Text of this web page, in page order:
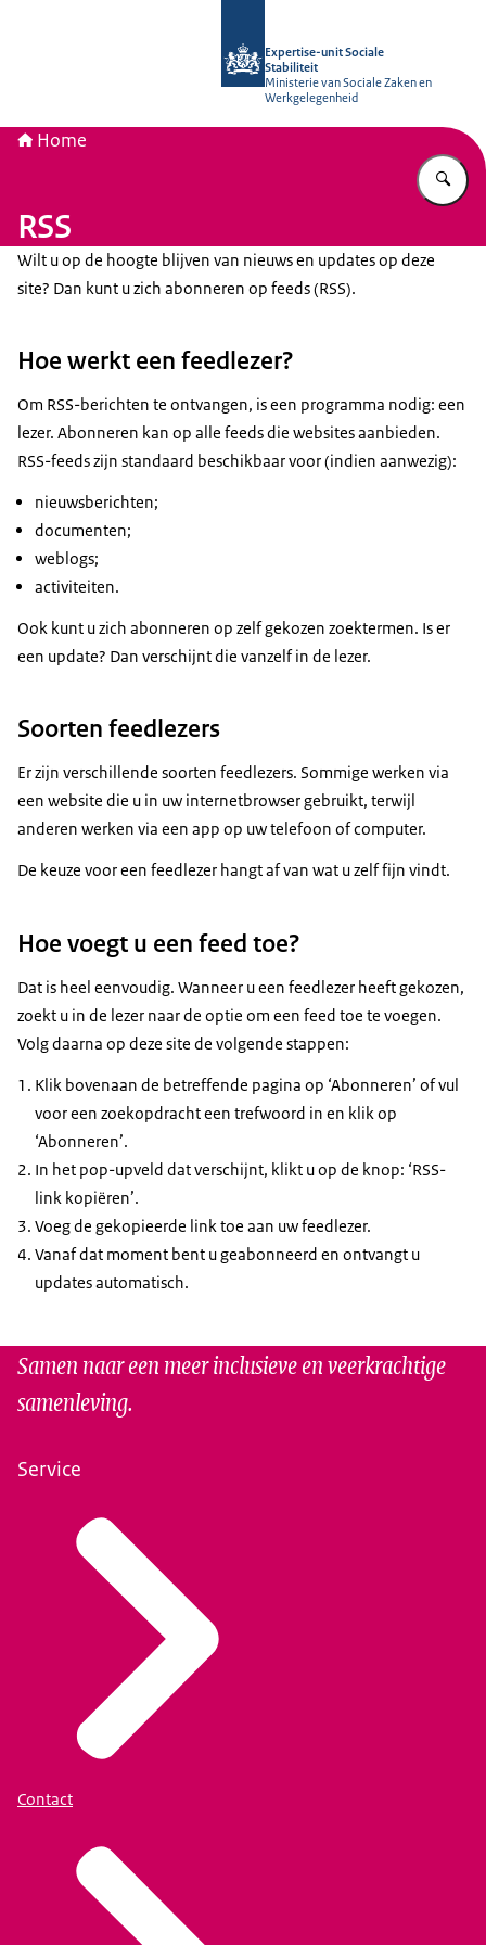
Expertise-unit Sociale
Stabiliteit
Ministerie van Sociale Zaken en
Werkgelegenheid
Home
RSS
Wilt u op de hoogte blijven van nieuws en updates op deze
site? Dan kunt u zich abonneren op feeds (RSS).
Hoe werkt een feedlezer?
Om RSS-berichten te ontvangen, is een programma nodig: een
lezer. Abonneren kan op alle feeds die websites aanbieden.
RSS-feeds zijn standaard beschikbaar voor (indien aanwezig):
nieuwsberichten;
documenten;
weblogs;
activiteiten.
Ook kunt u zich abonneren op zelf gekozen zoektermen. Is er
een update? Dan verschijnt die vanzelf in de lezer.
Soorten feedlezers
Er zijn verschillende soorten feedlezers. Sommige werken via
een website die u in uw internetbrowser gebruikt, terwijl
anderen werken via een app op uw telefoon of computer.
De keuze voor een feedlezer hangt af van wat u zelf fijn vindt.
Hoe voegt u een feed toe?
Dat is heel eenvoudig. Wanneer u een feedlezer heeft gekozen,
zoekt u in de lezer naar de optie om een feed toe te voegen.
Volg daarna op deze site de volgende stappen:
Klik bovenaan de betreffende pagina op ‘Abonneren’ of vul
voor een zoekopdracht een trefwoord in en klik op
‘Abonneren’.
In het pop-upveld dat verschijnt, klikt u op de knop: ‘RSS-
link kopiëren’.
Voeg de gekopieerde link toe aan uw feedlezer.
Vanaf dat moment bent u geabonneerd en ontvangt u
updates automatisch.
Samen naar een meer inclusieve en veerkrachtige
samenleving.
Service
Contact